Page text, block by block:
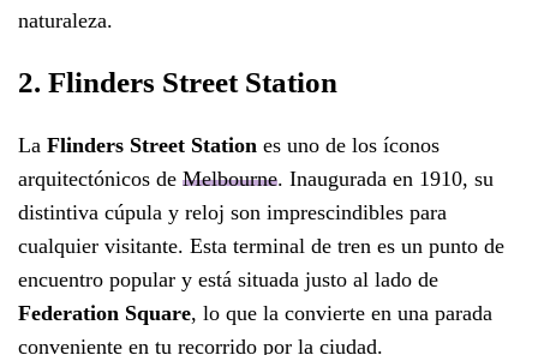
naturaleza.
2. Flinders Street Station
La Flinders Street Station es uno de los íconos
arquitectónicos de Melbourne. Inaugurada en 1910, su
distintiva cúpula y reloj son imprescindibles para
cualquier visitante. Esta terminal de tren es un punto de
encuentro popular y está situada justo al lado de
Federation Square, lo que la convierte en una parada
conveniente en tu recorrido por la ciudad.